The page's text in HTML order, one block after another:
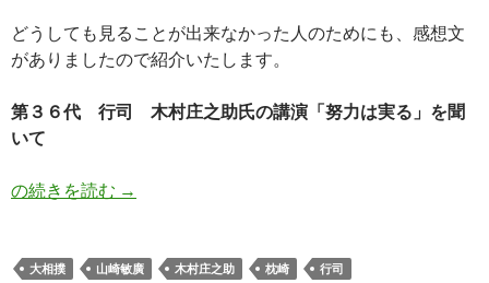
どうしても見ることが出来なかった人のためにも、感想文
がありましたので紹介いたします。
第３６代 行司 木村庄之助氏の講演「努力は実る」を聞
いて
木村庄之助氏の講演「努力は実る」
の続きを読む →
大相撲 山崎敏廣 木村庄之助 枕崎
行司